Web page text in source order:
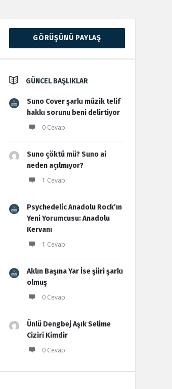
Sidebar
GÖRÜŞÜNÜ PAYLAŞ
GÜNCEL BAŞLIKLAR
Suno Cover şarkı müzik telif
hakkı sorunu beni delirtiyor
0 Cevap
Suno çöktü mü? Suno ai
neden açılmıyor?
1 Cevap
Psychedelic Anadolu Rock’ın
Yeni Yorumcusu: Anadolu
Kervanı
1 Cevap
Aklın Başına Yar İse şiiri şarkı
olmuş
0 Cevap
Ünlü Dengbej Aşık Selime
Ciziri Kimdir
0 Cevap